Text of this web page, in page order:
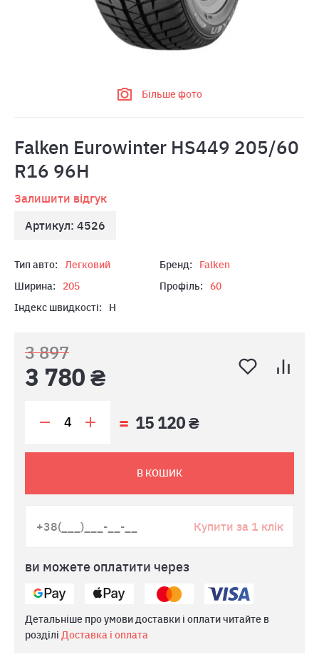
Більше фото
Falken Eurowinter HS449 205/60
R16 96H
Залишити відгук
Артикул: 4526
Тип авто: Легковий Бренд:
Falken
Ширина:
205 Профіль:
60
Індекс швидкості:
H
3 897
3 780 ₴
15 120 ₴
В КОШИК
Купити за 1 клік
ви можете оплатити через
Детальніше про умови доставки і оплати читайте в
розділі Доставка і оплата